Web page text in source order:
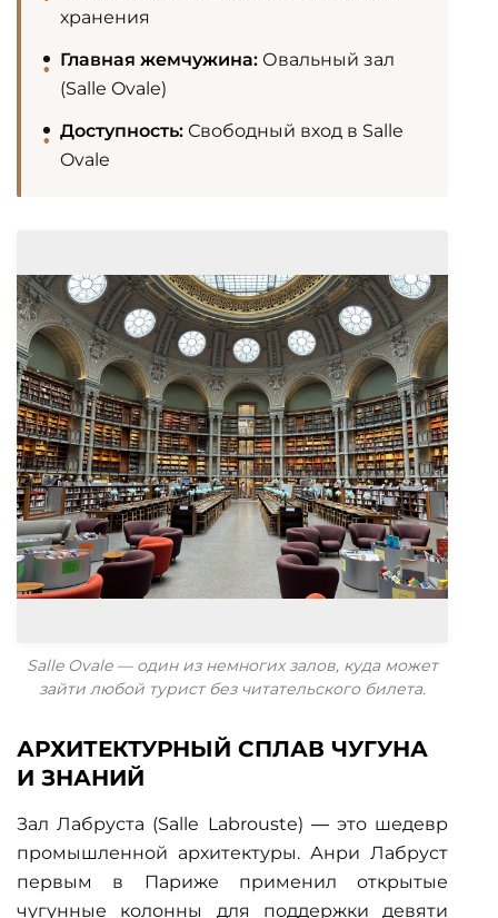
хранения
Главная жемчужина: Овальный зал
(Salle Ovale)
Доступность: Свободный вход в Salle
Ovale
Salle Ovale — один из немногих залов, куда может
зайти любой турист без читательского билета.
АРХИТЕКТУРНЫЙ СПЛАВ ЧУГУНА
И ЗНАНИЙ
Зал Лабруста (Salle Labrouste) — это шедевр
промышленной архитектуры. Анри Лабруст
первым в Париже применил открытые
чугунные колонны для поддержки девяти